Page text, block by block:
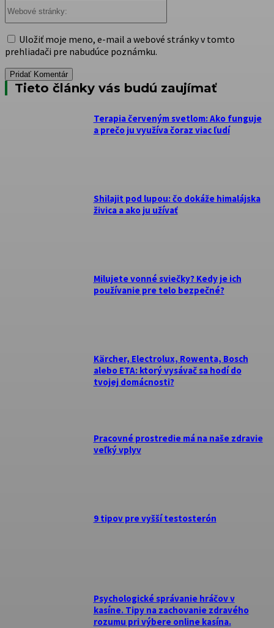
Uložiť moje meno, e-mail a webové stránky v tomto
prehliadači pre nabudúce poznámku.
Tieto články vás budú zaujímať
Terapia červeným svetlom: Ako funguje
a prečo ju využíva čoraz viac ľudí
Shilajit pod lupou: čo dokáže himalájska
živica a ako ju užívať
Milujete vonné sviečky? Kedy je ich
používanie pre telo bezpečné?
Kärcher, Electrolux, Rowenta, Bosch
alebo ETA: ktorý vysávač sa hodí do
tvojej domácnosti?
Pracovné prostredie má na naše zdravie
veľký vplyv
9 tipov pre vyšší testosterón
Psychologické správanie hráčov v
kasíne. Tipy na zachovanie zdravého
rozumu pri výbere online kasína.